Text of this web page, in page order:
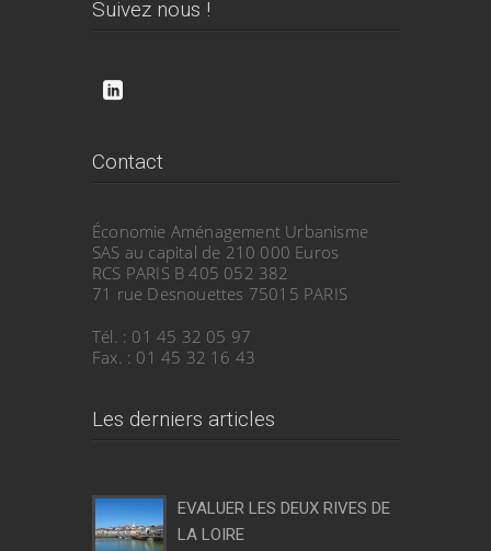
Suivez nous !
Contact
Économie Aménagement Urbanisme
SAS au capital de 210 000 Euros
RCS PARIS B 405 052 382
71 rue Desnouettes 75015 PARIS
Tél. : 01 45 32 05 97
Fax. : 01 45 32 16 43
Les derniers articles
EVALUER LES DEUX RIVES DE
LA LOIRE